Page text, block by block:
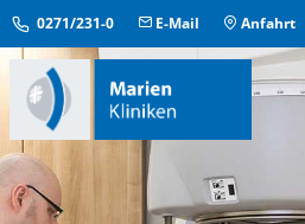
0271/231-0 E-Mail Anfahrt
KLINIKEN & INSTITUTE
MEDIZINISCHE ZENTREN